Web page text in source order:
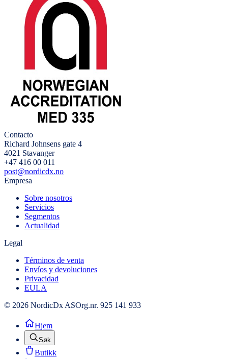
Contacto
Richard Johnsens gate 4
4021 Stavanger
+47 416 00 011
post@nordicdx.no
Empresa
Sobre nosotros
Servicios
Segmentos
Actualidad
Legal
Términos de venta
Envíos y devoluciones
Privacidad
EULA
© 2026 NordicDx ASOrg.nr. 925 141 933
Hjem
Søk
Butikk